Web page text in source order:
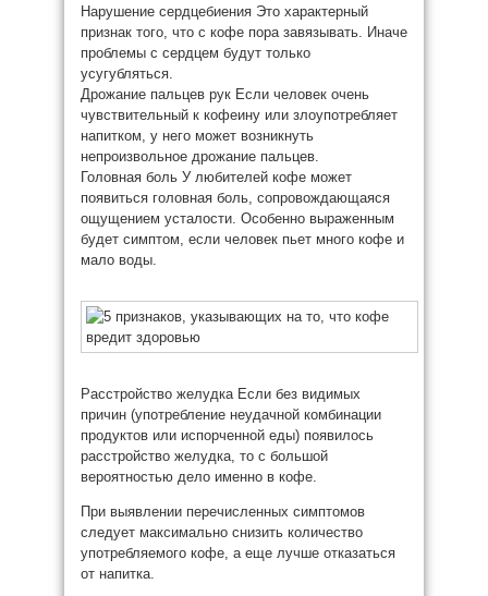
Нарушение сердцебиения Это характерный
признак того, что с кофе пора завязывать. Иначе
проблемы с сердцем будут только
усугубляться.
Дрожание пальцев рук Если человек очень
чувствительный к кофеину или злоупотребляет
напитком, у него может возникнуть
непроизвольное дрожание пальцев.
Головная боль У любителей кофе может
появиться головная боль, сопровождающаяся
ощущением усталости. Особенно выраженным
будет симптом, если человек пьет много кофе и
мало воды.
Расстройство желудка Если без видимых
причин (употребление неудачной комбинации
продуктов или испорченной еды) появилось
расстройство желудка, то с большой
вероятностью дело именно в кофе.
При выявлении перечисленных симптомов
следует максимально снизить количество
употребляемого кофе, а еще лучше отказаться
от напитка.